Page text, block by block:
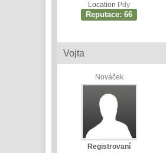
Location Pdy
Reputace: 66
Vojta
Nováček
Registrovaní